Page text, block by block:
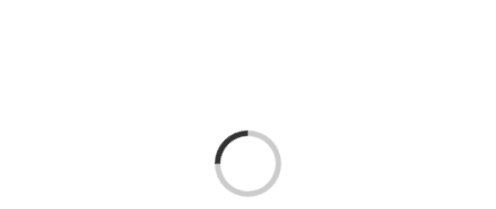
Loading...